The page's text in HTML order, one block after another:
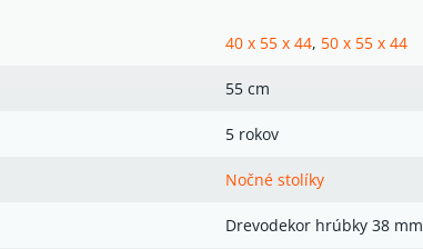
40 x 55 x 44, 50 x 55 x 44
55 cm
5 rokov
Nočné stolíky
Drevodekor hrúbky 38 mm